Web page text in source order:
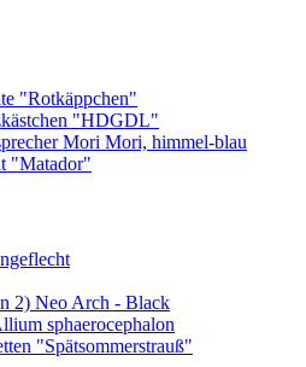
"Rotkäppchen"
"HDGDL"
Mori Mori, himmel-blau
"Matador"
2) Neo Arch - Black
sphaerocephalon
"Spätsommerstrauß"